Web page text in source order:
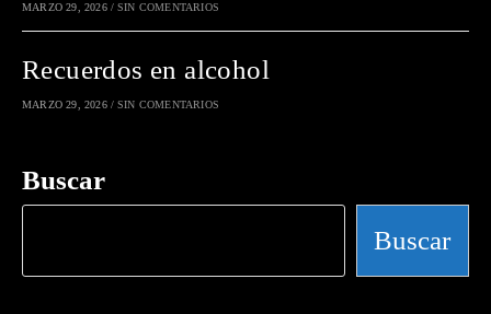
MARZO 29, 2026 / SIN COMENTARIOS
Recuerdos en alcohol
MARZO 29, 2026 / SIN COMENTARIOS
Buscar
Buscar